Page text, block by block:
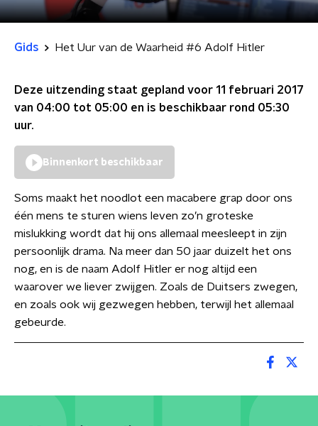
Gids Het Uur van de Waarheid #6 Adolf Hitler
Deze uitzending staat gepland voor 11 februari 2017
van 04:00 tot 05:00 en is beschikbaar rond 05:30
uur.
Binnenkort beschikbaar
Soms maakt het noodlot een macabere grap door ons
één mens te sturen wiens leven zo’n groteske
mislukking wordt dat hij ons allemaal meesleept in zijn
persoonlijk drama. Na meer dan 50 jaar duizelt het ons
nog, en is de naam Adolf Hitler er nog altijd een
waarover we liever zwijgen. Zoals de Duitsers zwegen,
en zoals ook wij gezwegen hebben, terwijl het allemaal
gebeurde.